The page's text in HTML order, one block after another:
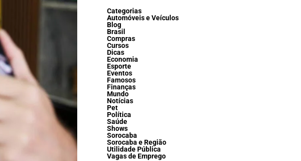
Categorias
Automóveis e Veículos
Blog
Brasil
Compras
Cursos
Dicas
Economia
Esporte
Eventos
Famosos
Finanças
Mundo
Notícias
Pet
Política
Saúde
Shows
Sorocaba
Sorocaba e Região
Utilidade Pública
Vagas de Emprego